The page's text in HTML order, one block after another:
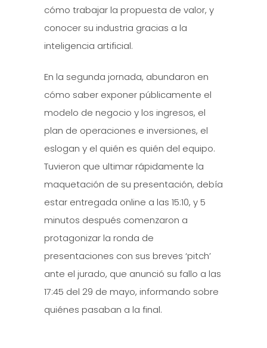
cómo trabajar la propuesta de valor, y
conocer su industria gracias a la
inteligencia artificial.
En la segunda jornada, abundaron en
cómo saber exponer públicamente el
modelo de negocio y los ingresos, el
plan de operaciones e inversiones, el
eslogan y el quién es quién del equipo.
Tuvieron que ultimar rápidamente la
maquetación de su presentación, debía
estar entregada online a las 15:10, y 5
minutos después comenzaron a
protagonizar la ronda de
presentaciones con sus breves ‘pitch’
ante el jurado, que anunció su fallo a las
17:45 del 29 de mayo, informando sobre
quiénes pasaban a la final.